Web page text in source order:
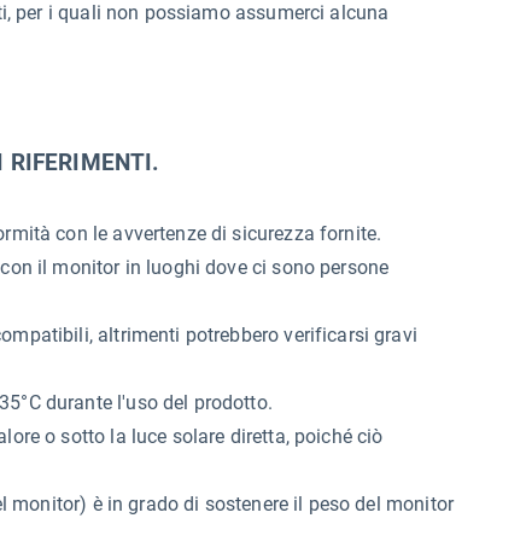
per i quali non possiamo assumerci alcuna
RIFERIMENTI.
con le avvertenze di sicurezza fornite.
il monitor in luoghi dove ci sono persone
altrimenti potrebbero verificarsi gravi
durante l'uso del prodotto.
o sotto la luce solare diretta, poiché ciò
è in grado di sostenere il peso del monitor